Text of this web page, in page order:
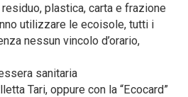
plastica, carta e frazione
utilizzare le ecoisole, tutti i
nessun vincolo d’orario,
sanitaria
Tari, oppure con la “Ecocard”